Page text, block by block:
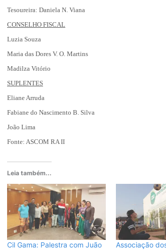
Tesoureira: Daniela N. Viana
CONSELHO FISCAL
Luzia Souza
Maria das Dores V. O. Martins
Madilza Vitório
SUPLENTES
Eliane Arruda
Fabiane do Nascimento B. Silva
João Lima
Fonte: ASCOM RA II
Leia também...
Cil Gama: Palestra com Juão
Associação